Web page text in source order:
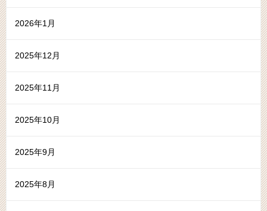
2026年1月
2025年12月
2025年11月
2025年10月
2025年9月
2025年8月